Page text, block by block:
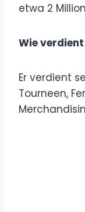
etwa 2
Wie verdient
Er verdient
Tourneen,